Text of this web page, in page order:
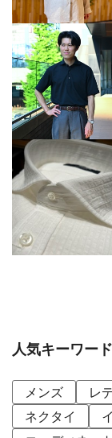
人気キーワード
メンズ レ
ネクタイ